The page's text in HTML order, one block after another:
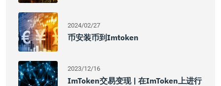
2024/02/27
币安装币到imtoken
2023/12/16
ImToken交易变现 | 在imToken上进行